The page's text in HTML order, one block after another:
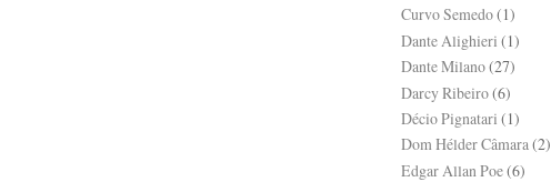
Curvo Semedo(1)
Dante Alighieri (1)
Dante Milano(27)
Darcy Ribeiro(6)
Décio Pignatari (1)
Dom Hélder Câmara(2)
Edgar Allan Poe(6)